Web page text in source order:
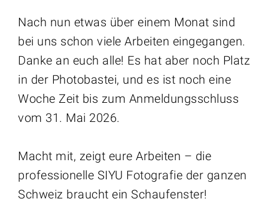
Nach nun etwas über einem Monat sind
bei uns schon viele Arbeiten eingegangen.
Danke an euch alle! Es hat aber noch Platz
in der Photobastei, und es ist noch eine
Woche Zeit bis zum Anmeldungsschluss
vom 31. Mai 2026.
Macht mit, zeigt eure Arbeiten – die
professionelle SIYU Fotografie der ganzen
Schweiz braucht ein Schaufenster!